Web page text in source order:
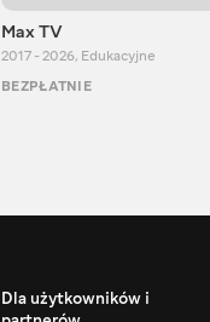
Max TV
2017 - 2026, Edukacyjne
BEZPŁATNIE
Dla użytkowników i